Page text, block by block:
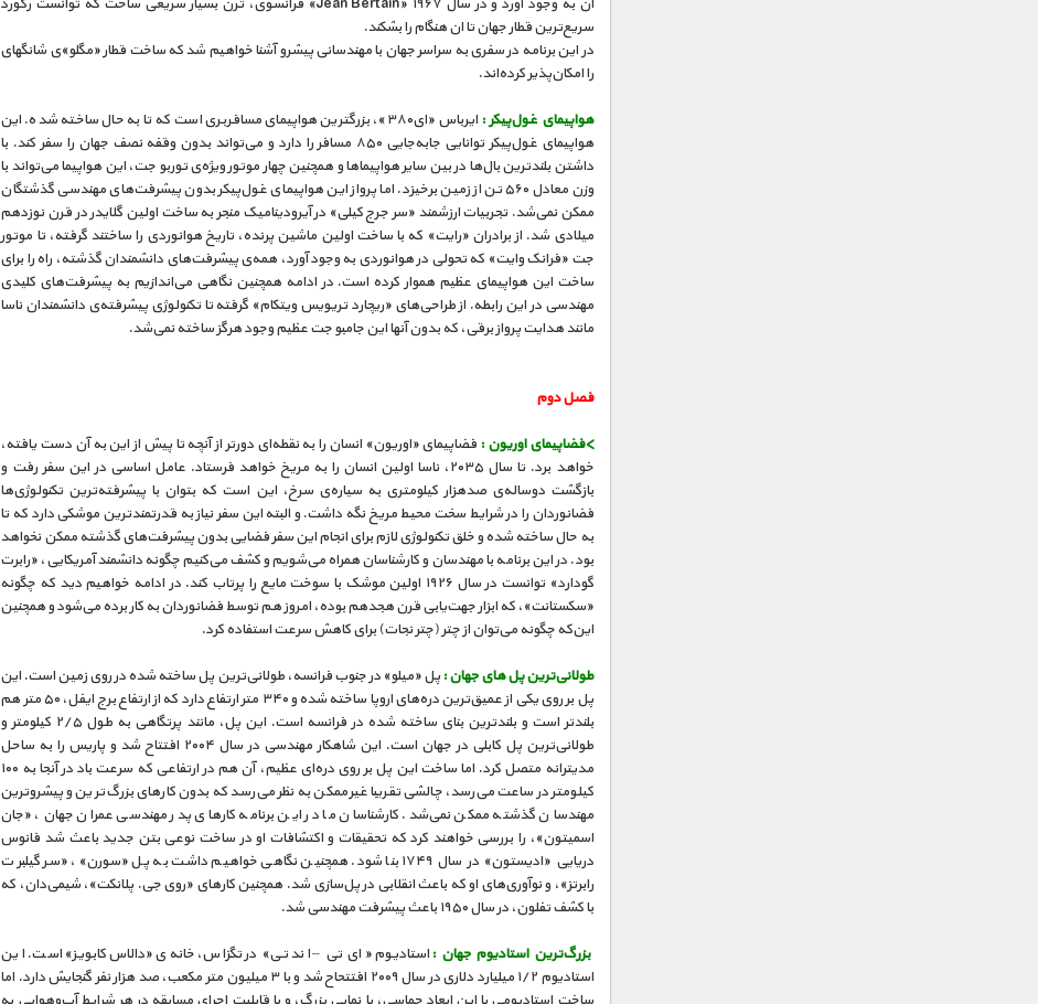
سریع‌ترین قطار جهان تا ان هنگام را بشکند.
در این برنامه در سفری به سراسر جهان با مهندسانی پیشرو آشنا خواهیم شد که ساخت قطار «مگلو»ی شانگهای
را امکان‌پذیر کرده‌اند.
هواپیمای غول‌پیکر :
ایرباس «ای۳۸۰»، بزرگترین هواپیمای مسافربری است که تا به حال ساخته شده. این
هواپیمای غول‌پیکر توانایی جابه‌جایی ۸۵۰ مسافر را دارد و می‌تواند بدون وقفه نصف جهان را سفر کند. با
داشتن بلندترین بال‌ها در بین سایر هواپیماها و همچنین چهار موتور ویژه‌ی توربو جت، این هواپیما می‌تواند با
وزن معادل ۵۶۰ تن از زمین برخیزد. اما پرواز این هواپیمای غول‌پیکر بدون پیشرفت‌های مهندسی گذشتگان
ممکن نمی‌شد. تجربیات ارزشمند «سر جرج کیلی» در آیرودینامیک منجر به ساخت اولین گلایدر در قرن نوزدهم
میلادی شد. از برادران «رایت» که با ساخت اولین ماشین پرنده، تاریخ هوانوردی را ساختند گرفته، تا موتور
جت «فرانک وایت» که تحولی در هوانوردی به وجود آورد، همه‌ی پیشرفت‌های دانشمندان گذشته، راه را برای
ساخت این هواپیمای عظیم هموار کرده است. در ادامه همچنین نگاهی می‌اندازیم به پیشرفت‌های کلیدی
مهندسی در این رابطه. از طراحی‌های «ریچارد تریویس ویتکام» گرفته تا تکنولوژی پیشرفته‌ی دانشمندان ناسا
مانند هدایت پرواز برقی، که بدون آنها این جامبو جت عظیم وجود هرگز ساخته نمی‌شد.
فصل دوم
>فضاپیمای اوریون : فضاپیمای «اوریون» انسان را به نقطه‌ای دورتر از آنچه تا پیش از این به آن دست یافته،
خواهد برد. تا سال ۲۰۳۵، ناسا اولین انسان را به مریخ خواهد فرستاد. عامل اساسی در این سفر رفت و
بازگشت دوساله‌ی صدهزار کیلومتری به سیاره‌ی سرخ، این است که بتوان با پیشرفته‌ترین تکنولوژی‌ها
فضانوردان را در شرایط سخت محیط مریخ نگه داشت. و البته این سفر نیاز به قدرتمندترین موشکی دارد که تا
به حال ساخته شده و خلق تکنولوژی لازم برای انجام این سفر فضایی بدون پیشرفت‌های گذشته ممکن نخواهد
بود. در این برنامه با مهندسان و کارشناسان همراه می‌شویم و کشف می‌کنیم چگونه دانشمند آمریکایی، «رابرت
گودارد» توانست در سال ۱۹۲۶ اولین موشک با سوخت مایع را پرتاب کند. در ادامه خواهیم دید که چگونه
«سکستانت»، که ابزار جهت‌یابی قرن هجدهم بوده، امروز هم توسط فضانوردان به کار برده می‌شود و همچنین
این‌که چگونه می‌توان از چتر (چتر نجات) برای کاهش سرعت استفاده کرد.
طولانی‌ترین پل های جهان : پل «میلو» در جنوب فرانسه، طولانی‌ترین پل ساخته شده در روی زمین است. این
پل بر روی یکی از عمیق‌ترین دره‌های اروپا ساخته شده و ۳۴۰ متر ارتفاع دارد که از ارتفاع برج ایفل، ۵۰ متر هم
بلندتر است و بلندترین بنای ساخته شده در فرانسه است. این پل، مانند پرتگاهی به طول ۲/۵ کیلومتر و
طولانی‌ترین پل کابلی در جهان است. این شاهکار مهندسی در سال ۲۰۰۴ افتتاح شد و پاریس را به ساحل
مدیترانه متصل کرد. اما ساخت این پل بر روی دره‌ای عظیم، آن هم در ارتفاعی که سرعت باد در آنجا به ۱۰۰
کیلومتر در ساعت می‌رسد، چالشی تقریبا غیرممکن به نظر می‌رسد که بدون کارهای بزرگ‌ترین و پیشروترین
مهندسان گذشته ممکن نمی‌شد. کارشناسان ما در این برنامه کارهای پدر مهندسی عمران جهان، «جان
اسمیتون»، را بررسی خواهند کرد که تحقیقات و اکتشافات او در ساخت نوعی بتن جدید باعث شد فانوس
دریایی «ادیستون» در سال ۱۷۴۹ بنا شود. همچنین نگاهی خواهیم داشت به پل «سورن»، «سر گیلبرت
رابرتز»، و نوآوری‌های او که باعث انقلابی در پل‌سازی شد. همچنین کارهای «روی جی. پلانکت»، شیمی‌دان، که
با کشف تفلون، در سال ۱۹۵۰ باعث پیشرفت مهندسی شد.
بزرگ‌ترین استادیوم جهان : استادیوم «ای تی – اند تی» در تگزاس، خانه‌ی «دالاس کابویز» است. این
استادیوم ۱/۲ میلیارد دلاری در سال ۲۰۰۹ افتتحاح شد و با ۳ میلیون متر مکعب، صد هزار نفر گنجایش دارد. اما